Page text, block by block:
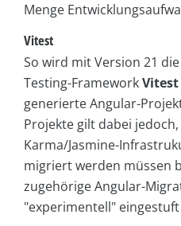
Menge
Vitest
So wird mit Version 21
Testing-FrameworkVitest
generierte Angular-
Projekte gilt dabei
Karma/Jasmine-
migriert werden müssen
zugehörige Angular-
"experimentell"